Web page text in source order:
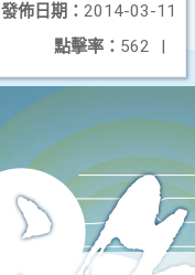
發佈日期： 2014-03-11
點擊率： 562 |